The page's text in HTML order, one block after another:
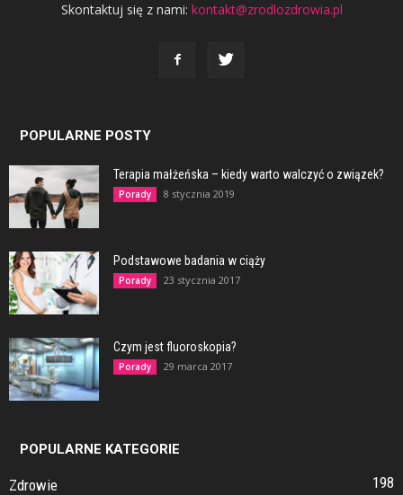
Skontaktuj się z nami: kontakt@zrodlozdrowia.pl
POPULARNE POSTY
Terapia małżeńska – kiedy warto walczyć o związek?
Porady 8 stycznia 2019
Podstawowe badania w ciąży
Porady 23 stycznia 2017
Czym jest fluoroskopia?
Porady 29 marca 2017
POPULARNE KATEGORIE
Zdrowie 198